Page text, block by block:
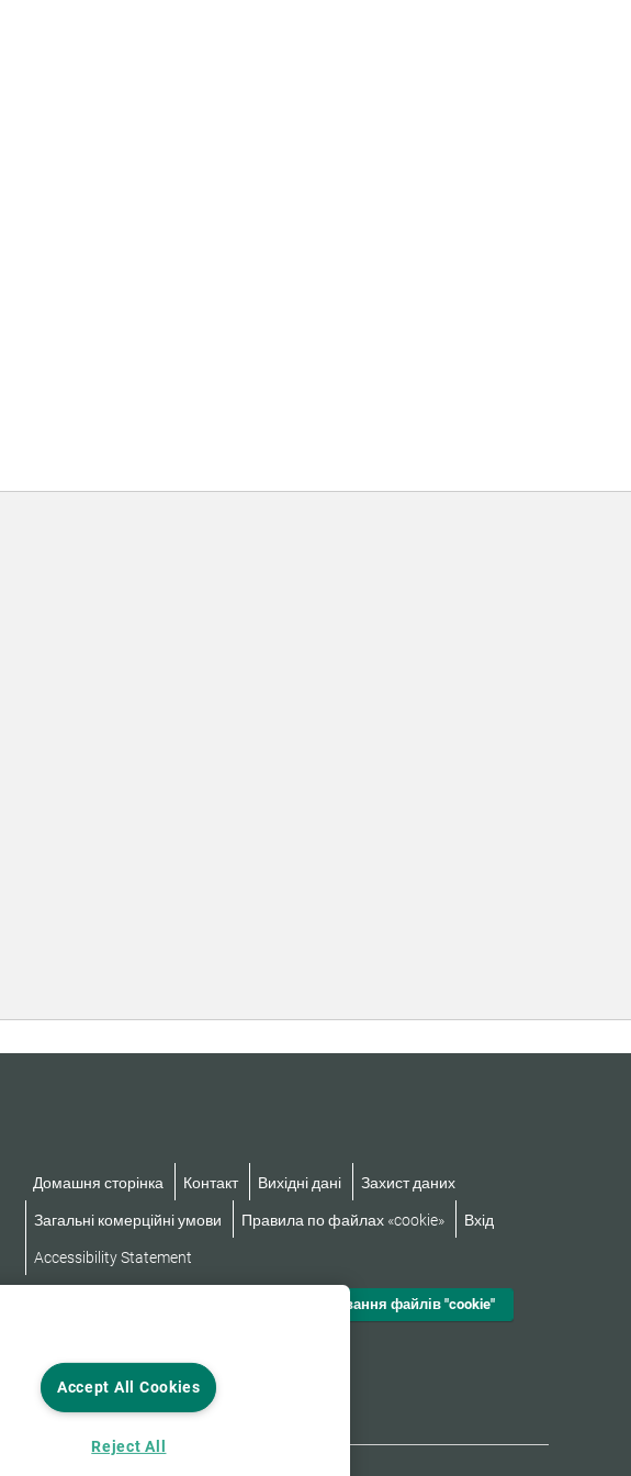
Домашня сторінка Контакт Вихідні дані Захист даних
Загальні комерційні умови Правила по файлах «cookie» Вхід
Accessibility Statement
Налаштування файлів "cookie"
Accept All Cookies
Reject All